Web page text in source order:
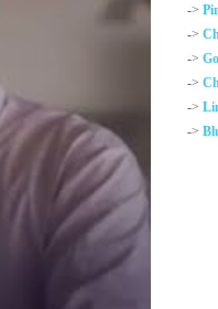
->
->
->
->
->
->